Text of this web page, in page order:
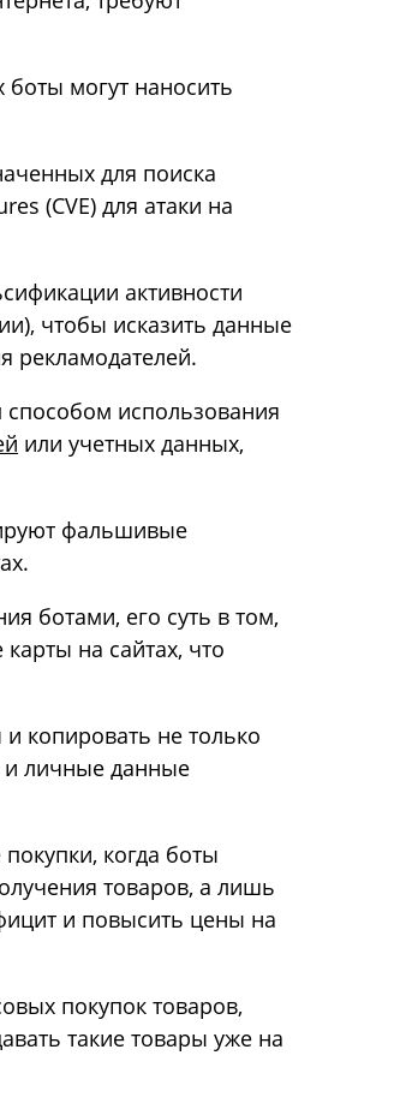
боты могут наносить
для поиска
(CVE) для атаки на
активности
чтобы исказить данные
рекламодателей.
использования
или учетных данных,
фальшивые
ботами, его суть в том,
на сайтах, что
копировать не только
личные данные
когда боты
товаров, а лишь
и повысить цены на
покупок товаров,
такие товары уже на